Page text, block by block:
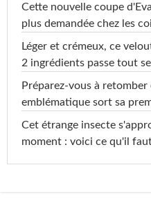
Cette nouvelle coupe
plus demandée chez les
Léger et crémeux, ce
2 ingrédients passe tout
Préparez-vous à
emblématique sort sa
Cet étrange insecte
moment : voici ce qu'il